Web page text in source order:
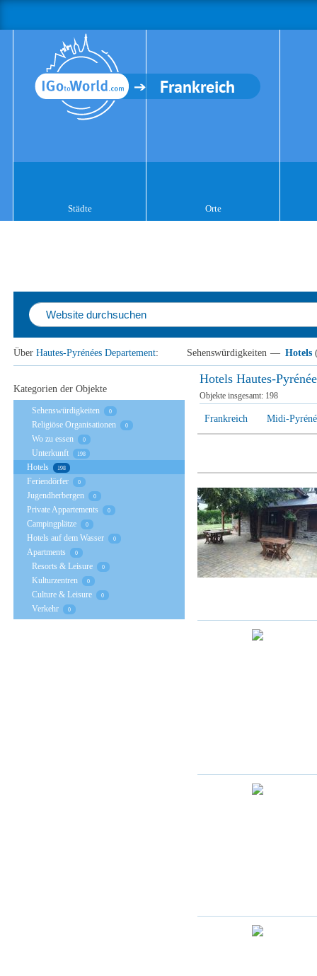
Frankreich
Städte Orte
Über Hautes-Pyrénées Departement: Sehenswürdigkeiten — Hotels
Hotels Hautes-
Objekte insgesamt: 198
Frankreich Midi-
Kategorien der Objekte
Sehenswürdigkeiten 0
Religiöse Organisationen 0
Wo zu essen 0
Unterkunft 198
Hotels 198
Feriendörfer 0
Jugendherbergen 0
Private Appartements 0
Campingplätze 0
Hotels auf dem Wasser 0
Apartments 0
Resorts & Leisure 0
Kulturzentren 0
Culture & Leisure 0
Verkehr 0